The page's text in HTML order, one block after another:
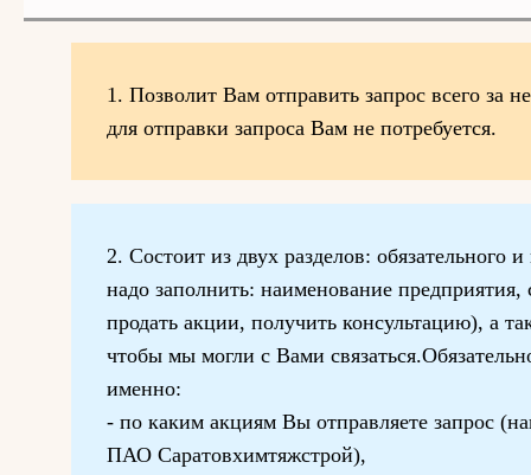
1. Позволит Вам отправить запрос всего за
для отправки запроса Вам не потребуется.
2. Состоит из двух разделов: обязательного
надо заполнить: наименование предприятия,
продать акции, получить консультацию), а
чтобы мы могли с Вами
именно:
- по каким акциям Вы отправляете запрос
ПАО Саратовхимтяжстрой),